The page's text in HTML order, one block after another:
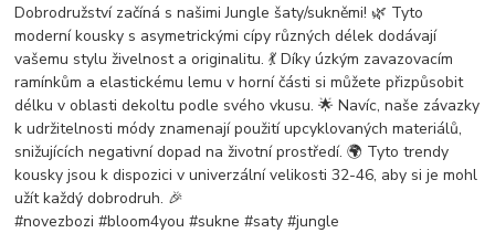
Dobrodružství začíná s našimi Jungle šaty/sukněmi! 🌿 Tyto
moderní kousky s asymetrickými cípy různých délek dodávají
vašemu stylu živelnost a originalitu. 💃 Díky úzkým zavazovacím
ramínkům a elastickému lemu v horní části si můžete přizpůsobit
délku v oblasti dekoltu podle svého vkusu. 🌟 Navíc, naše závazky
k udržitelnosti módy znamenají použití upcyklovaných materiálů,
snižujících negativní dopad na životní prostředí. 🌍 Tyto trendy
kousky jsou k dispozici v univerzální velikosti 32-46, aby si je mohl
užít každý dobrodruh. 🎉
#novezbozi #bloom4you #sukne #saty #jungle